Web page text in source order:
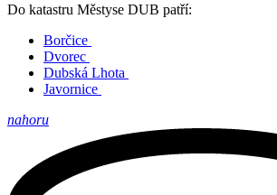
Do katastru Městyse DUB patří:
Borčice
Dvorec
Dubská Lhota
Javornice
nahoru